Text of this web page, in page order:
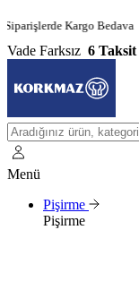
Kargo Bedava •
Vade Farksız 6 Taksit
Menü
Pişirme
Pişirme